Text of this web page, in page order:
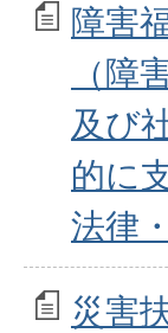
障害
（障
及び
的に
法律
災害